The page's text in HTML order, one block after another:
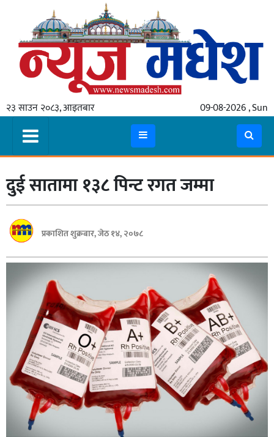
२३ साउन २०८३, आइतबार 09-08-2026 , Sun
गृहपृष्ठ
स्थानीय
प्रदेश
मधेश
प्रदेश
लुम्बिनी
गण्डकी
बागमती
कर्णाली
सुदूरपश्चिम
मधेश
विशेष
राजनीति
प्रमुख
दुई सातामा १३८ पिन्ट रगत जम्मा
प्रकाशित शुक्रबार, जेठ १४, २०७८